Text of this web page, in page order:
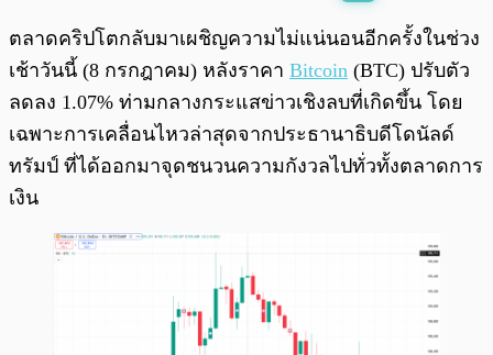
พร้อมเล่น 0:00 / 0:00
ตลาดคริปโตกลับมาเผชิญความไม่แน่นอนอีกครั้งในช่วง
เช้าวันนี้ (8 กรกฎาคม) หลังราคา Bitcoin (BTC) ปรับตัว
ลดลง 1.07% ท่ามกลางกระแสข่าวเชิงลบที่เกิดขึ้น โดย
เฉพาะการเคลื่อนไหวล่าสุดจากประธานาธิบดีโดนัลด์
ทรัมป์ ที่ได้ออกมาจุดชนวนความกังวลไปทั่วทั้งตลาดการ
เงิน